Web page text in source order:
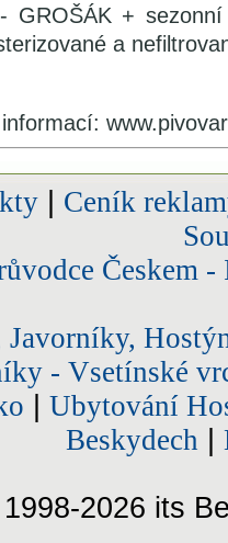
GROŠÁK +
a
| Ceník
Českem
- Vsetínské
Ubytování
Beskydech
2026 its